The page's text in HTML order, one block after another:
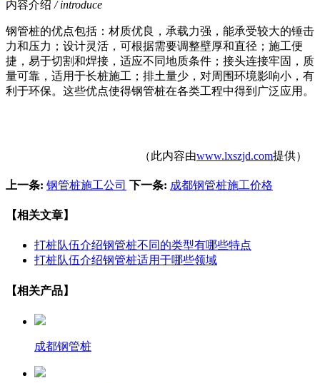
内容介绍 / introduce
钢管桩的优点包括：材质优良，承载力强，能承受较大的锤击
力和压力；设计灵活，可根据需要调整壁厚和直径；施工便
捷，易于切割和焊接，适应不同地质条件；接头连接牢固，质
量可靠，适用于长桩施工；排土量少，对周围环境影响小，有
利于环保。这些优点使得钢管桩在各类工程中得到广泛应用。
（此内容由www.lxszjd.com提供）
上一条: 钢管桩施工公司 下一条: 成都钢管桩施工价格
【相关文章】
打桩队伍介绍钢管桩不同的类型有哪些特点
打桩队伍介绍钢管桩适用于哪些领域
【相关产品】
成都钢管桩